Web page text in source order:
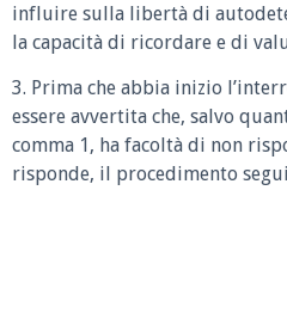
influire sulla libertà di
la capacità di ricordare e di
3. Prima che abbia inizio
essere avvertita che, salvo
comma 1, ha facoltà di non
risponde, il procedimento